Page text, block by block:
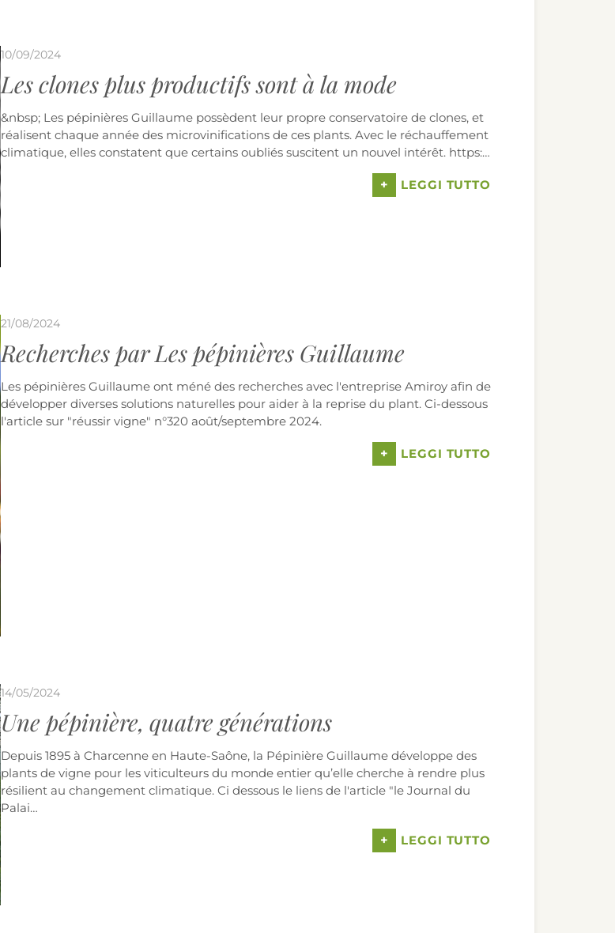
10/09/2024
Les clones plus productifs sont à la mode
&nbsp; Les pépinières Guillaume possèdent leur propre conservatoire de clones, et
réalisent chaque année des microvinifications de ces plants. Avec le réchauffement
climatique, elles constatent que certains oubliés suscitent un nouvel intérêt. https:…
+ LEGGI TUTTO
21/08/2024
Recherches par Les pépinières Guillaume
Les pépinières Guillaume ont méné des recherches avec l'entreprise Amiroy afin de
développer diverses solutions naturelles pour aider à la reprise du plant. Ci-dessous
l'article sur "réussir vigne" n°320 août/septembre 2024.
+ LEGGI TUTTO
14/05/2024
Une pépinière, quatre générations
Depuis 1895 à Charcenne en Haute-Saône, la Pépinière Guillaume développe des
plants de vigne pour les viticulteurs du monde entier qu’elle cherche à rendre plus
résilient au changement climatique. Ci dessous le liens de l'article "le Journal du
Palai…
+ LEGGI TUTTO